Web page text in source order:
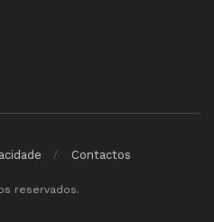
Contactos
reservados.